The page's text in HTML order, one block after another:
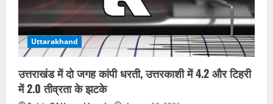
Uttarakhand
उत्तराखंड में दो जगह कांपी धरती, उत्तरकाशी में 4.2 और टिहरी
में 2.0 तीव्रता के झटके